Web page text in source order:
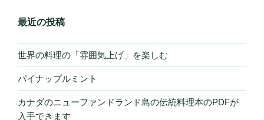
最近の投稿
世界の料理の「雰囲気上げ」を楽しむ
パイナップルミント
カナダのニューファンドランド島の伝統料理本のPDFが
入手できます